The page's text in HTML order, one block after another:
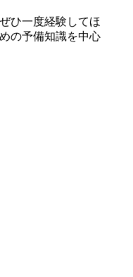
ひ一度経験してほ
の予備知識を中心